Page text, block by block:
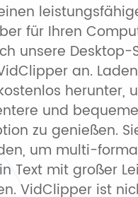
für Ihren
unsere
an.
herunter,
und
zu genießen.
um multi-
Text mit großer
VidClipper ist